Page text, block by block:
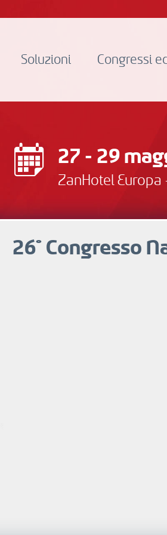
Soluzioni Congressi
27 - 29
ZanHotel Europa
26° Congresso